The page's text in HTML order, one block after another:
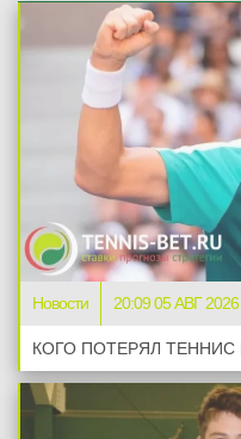
Новости 20:09 05 АВГ 2026
КОГО ПОТЕРЯЛ ТЕННИС